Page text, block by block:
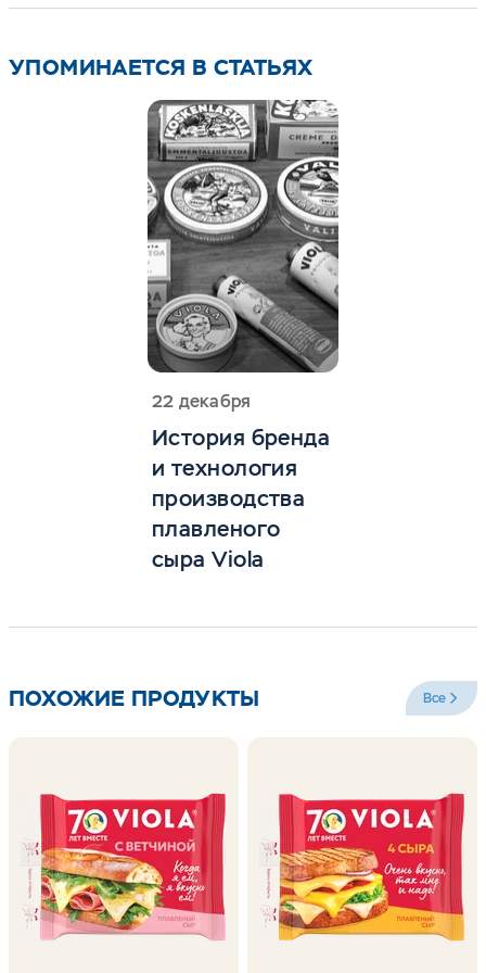
упаковке весом 140 г.
УПОМИНАЕТСЯ В СТАТЬЯХ
22 декабря
История бренда
и технология
производства
плавленого
сыра Viola
ПОХОЖИЕ ПРОДУКТЫ Все